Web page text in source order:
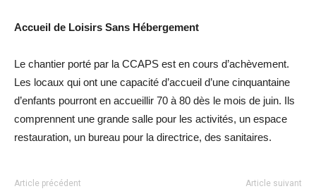
Accueil de Loisirs Sans Hébergement
Le chantier porté par la CCAPS est en cours d’achèvement.
Les locaux qui ont une capacité d’accueil d’une cinquantaine
d’enfants pourront en accueillir 70 à 80 dès le mois de juin. Ils
comprennent une grande salle pour les activités, un espace
restauration, un bureau pour la directrice, des sanitaires.
Article précédent Article suivant